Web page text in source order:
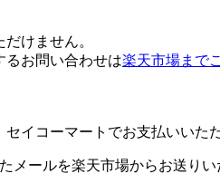
けません。
お問い合わせは楽天市場まで
イコーマートでお支払いいた
メールを楽天市場からお送りい